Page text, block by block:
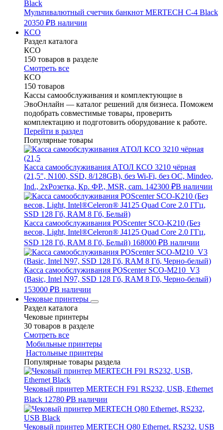
Мультивалютный счетчик банкнот MERTECH C-4 Black
20350 ₽В наличии
КСО
Раздел каталога
КСО
150 товаров в разделе
Смотреть все
КСО
150 товаров
Кассы самообслуживания и комплектующие в
ЭвоОнлайн — каталог решений для бизнеса. Поможем
подобрать совместимые товары, проверить
комплектацию и подготовить оборудование к работе.
Перейти в раздел
Популярные товары
Касса самообслуживания АТОЛ КСО 3210 чёрная
(21,5", N100, SSD, 8/128GB), без Wi-Fi, без ОС, Mindeo,
Ind., 2хРозетка, Кр. ФР., MSR, cam. 142300 ₽В наличии
Касса самообслуживания POScenter SCO-K210 (Без
весов, Light, Intel®Celeron® J4125 Quad Core 2.0 ГГц,
SSD 128 Гб, RAM 8 Гб, Белый) 168000 ₽В наличии
Касса самообслуживания POScenter SCO-M210_V3
(Basic, Intel N97, SSD 128 Гб, RAM 8 Гб, Черно-белый)
153000 ₽В наличии
Чековые принтеры
Раздел каталога
Чековые принтеры
30 товаров в разделе
Смотреть все
Мобильные принтеры
Настольные принтеры
Популярные товары раздела
Чековый принтер MERTECH F91 RS232, USB, Ethernet
Black 12780 ₽В наличии
Чековый принтер MERTECH Q80 Ethernet, RS232, USB